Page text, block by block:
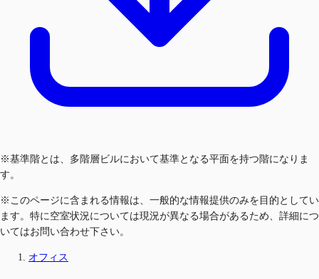
※基準階とは、多階層ビルにおいて基準となる平面を持つ階になりま
す。
※このページに含まれる情報は、一般的な情報提供のみを目的としてい
ます。特に空室状況については現況が異なる場合があるため、詳細につ
いてはお問い合わせ下さい。
オフィス